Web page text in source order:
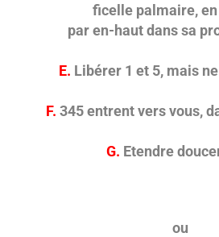
ficelle palmaire,
par en-haut dans sa
E. Libérer 1 et 5, mais
F. 345 entrent vers vous,
G. Etendre
ou